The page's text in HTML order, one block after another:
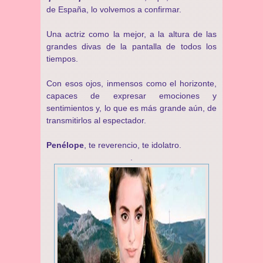
de España, lo volvemos a confirmar.
Una actriz como la mejor, a la altura de las
grandes divas de la pantalla de todos los
tiempos.
Con esos ojos, inmensos como el horizonte,
capaces de expresar emociones y
sentimientos y, lo que es más grande aún, de
transmitirlos al espectador.
Penélope , te reverencio, te idolatro.